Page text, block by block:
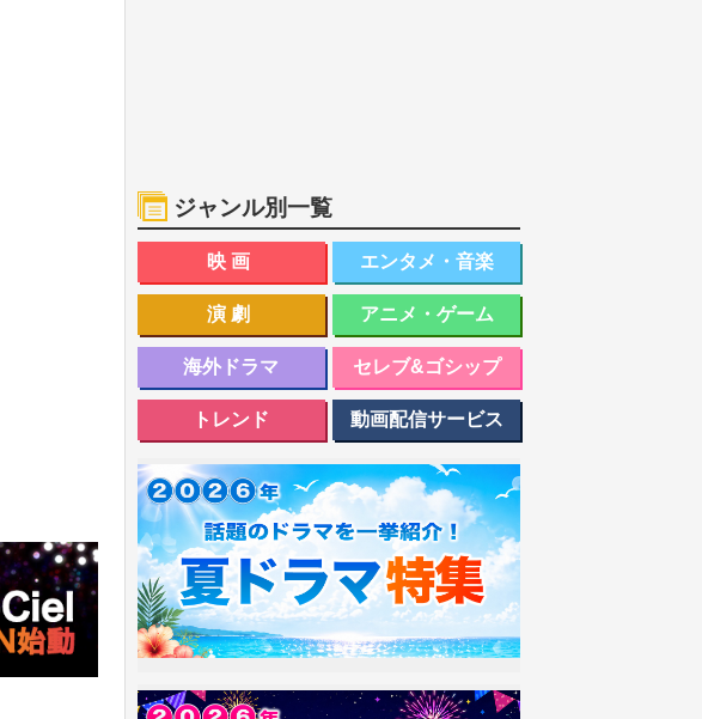
ジャンル別一覧
映画 エンタメ・音楽
演劇 アニメ・ゲーム
海外ドラマ セレブ&ゴシップ
トレンド 動画配信サービス